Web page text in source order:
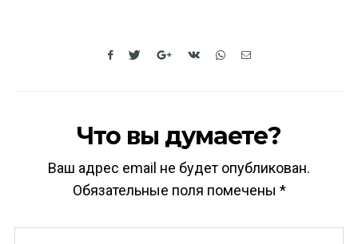
Что вы думаете?
Ваш адрес email не будет опубликован.
Обязательные поля помечены *